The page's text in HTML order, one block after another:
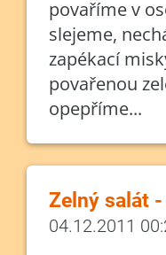
povaříme v
slejeme,
zapékací
povařenou
opepříme...
Zelný salát
04.12.2011